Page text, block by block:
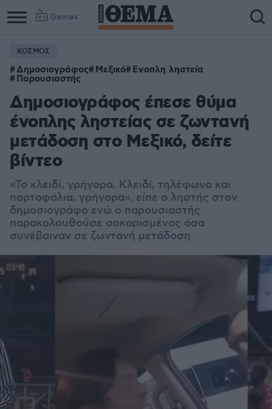
Games
Column
1
Column
2
ΚΟΣΜΟΣ
Δημοσιογράφος Μεξικό Ενοπλη ληστεία
Παρουσιαστής
Δημοσιογράφος έπεσε θύμα
ένοπλης ληστείας σε ζωντανή
μετάδοση στο Μεξικό, δείτε
βίντεο
«Το κλειδί, γρήγορα. Κλειδί, τηλέφωνα και
πορτοφόλια, γρήγορα», είπε ο ληστής στον
δημοσιογράφο ενώ ο παρουσιαστής
παρακολουθούσε σοκαρισμένος όσα
συνέβαιναν σε ζωντανή μετάδοση